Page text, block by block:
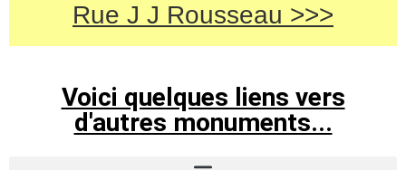
Rue J J Rousseau >>>
Voici quelques liens vers
d'autres monuments...